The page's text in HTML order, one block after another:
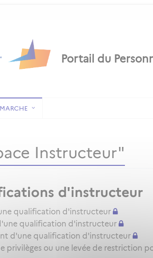
Instructeur"
d'instructeur
qualification d'instructeur
qualification d'instructeur
d'une qualification d'instructeur
privilèges ou une levée de restriction